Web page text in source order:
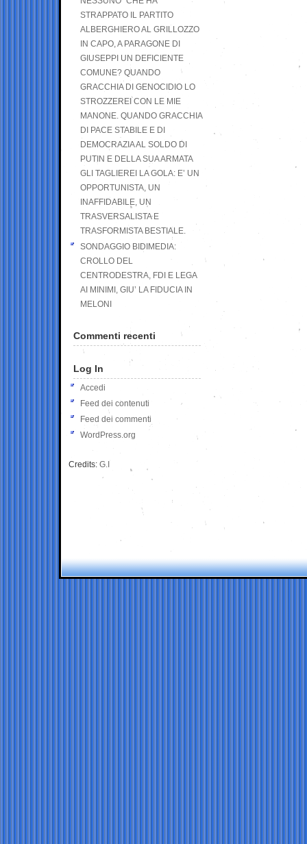
STRAPPATO IL PARTITO
ALBERGHIERO AL GRILLOZZO
IN CAPO, A PARAGONE DI
GIUSEPPI UN DEFICIENTE
COMUNE? QUANDO
GRACCHIA DI GENOCIDIO LO
STROZZEREI CON LE MIE
MANONE. QUANDO GRACCHIA
DI PACE STABILE E DI
DEMOCRAZIA AL SOLDO DI
PUTIN E DELLA SUA ARMATA
GLI TAGLIEREI LA GOLA: E’ UN
OPPORTUNISTA, UN
INAFFIDABILE, UN
TRASVERSALISTA E
TRASFORMISTA BESTIALE.
SONDAGGIO BIDIMEDIA:
CROLLO DEL
CENTRODESTRA, FDI E LEGA
AI MINIMI, GIU’ LA FIDUCIA IN
MELONI
Commenti recenti
Log In
Accedi
Feed dei contenuti
Feed dei commenti
WordPress.org
Credits: G.I